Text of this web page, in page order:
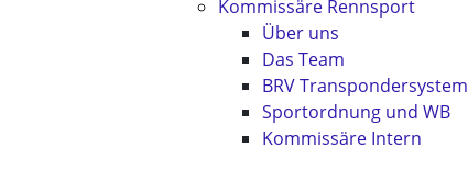
Kommissäre Rennsport
Über uns
Das Team
BRV Transpondersystem
Sportordnung und WB
Kommissäre Intern